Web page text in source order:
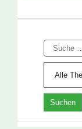
Suche